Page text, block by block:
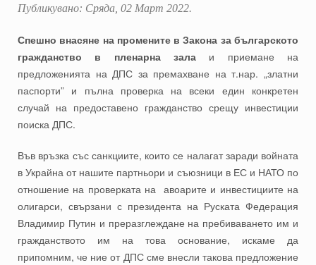
Публикувано: Сряда, 02 Март 2022.
Спешно внасяне на промените в Закона за българското
гражданство в пленарна зала и приемане на
предложенията на ДПС за премахване на т.нар. „златни
паспорти” и пълна проверка на всеки един конкретен
случай на предоставено гражданство срещу инвестиции
поиска ДПС.
Във връзка със санкциите, които се налагат заради войната
в Украйна от нашите партньори и съюзници в ЕС и НАТО по
отношение на проверката на авоарите и инвестициите на
олигарси, свързани с президента на Руската Федерация
Владимир Путин и преразглеждане на пребиваването им и
гражданството им на това основание, искаме да
припомним, че ние от ДПС сме внесли такова предложение